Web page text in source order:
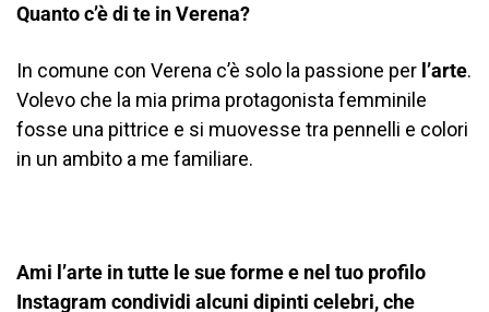
Quanto c’è di te in Verena?
In comune con Verena c’è solo la passione per l’arte.
Volevo che la mia prima protagonista femminile
fosse una pittrice e si muovesse tra pennelli e colori
in un ambito a me familiare.
Ami l’arte in tutte le sue forme e nel tuo profilo
Instagram condividi alcuni dipinti celebri, che